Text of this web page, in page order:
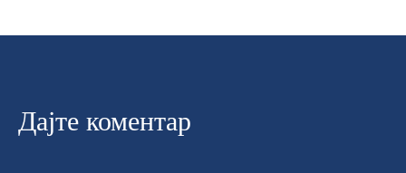
Дајте коментар